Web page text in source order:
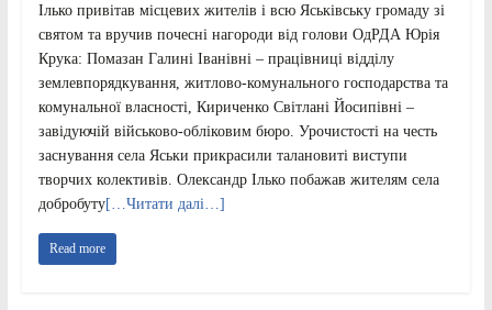
Ілько привітав місцевих жителів і всю Яськівську громаду зі
святом та вручив почесні нагороди від голови ОдРДА Юрія
Крука: Помазан Галині Іванівні – працівниці відділу
землевпорядкування, житлово-комунального господарства та
комунальної власності, Кириченко Світлані Йосипівні –
завідуючій військово-обліковим бюро. Урочистості на честь
заснування села Яськи прикрасили талановиті виступи
творчих колективів. Олександр Ілько побажав жителям села
добробуту[…Читати далі…]
Read more